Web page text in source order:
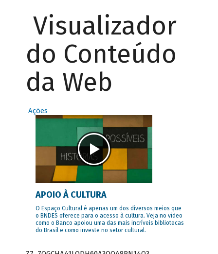
Visualizador
do Conteúdo
da Web
Ações
APOIO À CULTURA
O Espaço Cultural é apenas um dos diversos meios que
o BNDES oferece para o acesso à cultura. Veja no vídeo
como o Banco apoiou uma das mais incríveis bibliotecas
do Brasil e como investe no setor cultural.